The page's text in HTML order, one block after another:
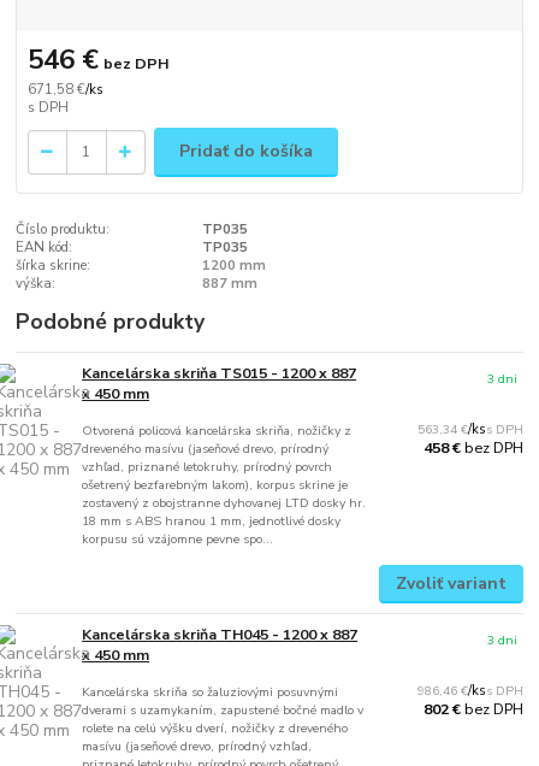
671,58 €/ks
546 € bez DPH
Pridať do košíka
Číslo produktu:
TP035
EAN kód:
TP035
šírka skrine:
1200 mm
výška:
887 mm
Podobné produkty
Kancelárska skriňa TS015 - 1200 x 887
x 450 mm
Otvorená policová kancelárska skriňa, nožičky z
dreveného masívu (jaseňové drevo, prírodný
vzhľad, priznané letokruhy, prírodný povrch
ošetrený bezfarebným lakom), korpus skrine je
zostavený z obojstranne dyhovanej LTD dosky hr.
18 mm s ABS hranou 1 mm, jednotlivé dosky
korpusu sú vzájomne pevne spo...
563,34 €/ks
458 €bez DPH
3 dni
Zvoliť variant
Kancelárska skriňa TH045 - 1200 x 887
x 450 mm
Kancelárska skriňa so žaluziovými posuvnými
dverami s uzamykaním, zapustené bočné madlo v
rolete na celú výšku dverí, nožičky z dreveného
masívu (jaseňové drevo, prírodný vzhľad,
986,46 €/ks
802 €bez DPH
3 dni